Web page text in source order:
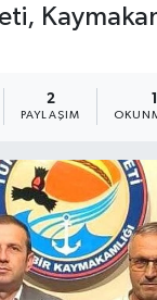
2
PAYLAŞIM